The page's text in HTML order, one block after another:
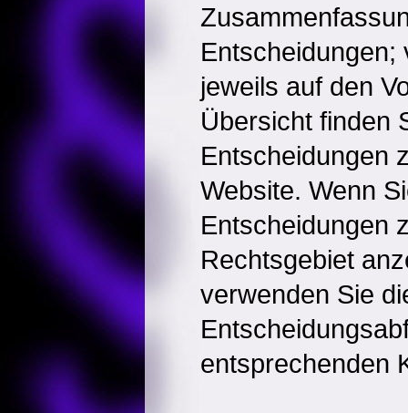
Entscheidungen;
jeweils auf den
Übersicht finden
Entscheidungen
Website. Wenn
Entscheidungen
Rechtsgebiet
verwenden Sie
entsprechenden